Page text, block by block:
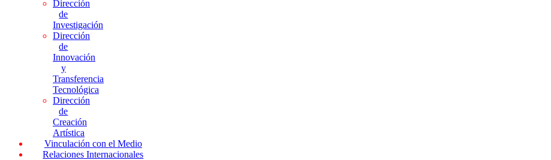
Dirección
de
Investigación
Dirección
de
Innovación
y
Transferencia
Tecnológica
Dirección
de
Creación
Artística
Vinculación con el Medio
Relaciones Internacionales